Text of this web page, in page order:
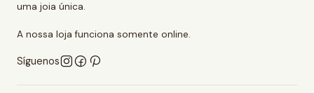
uma joia única.
A nossa loja funciona somente online.
Síguenos